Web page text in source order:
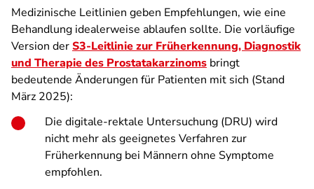
Medizinische Leitlinien geben Empfehlungen, wie eine
Behandlung idealerweise ablaufen sollte. Die vorläufige
Version derS3-Leitlinie zur Früherkennung, Diagnostik
und Therapie des Prostatakarzinoms bringt
bedeutende Änderungen für Patienten mit sich (Stand
März 2025):
Die digitale-rektale Untersuchung (DRU) wird
nicht mehr als geeignetes Verfahren zur
Früherkennung bei Männern ohne Symptome
empfohlen.